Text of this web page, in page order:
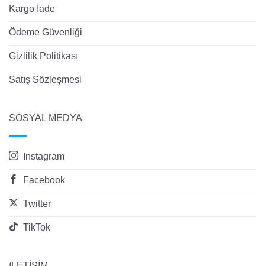
Kargo İade
Ödeme Güvenliği
Gizlilik Politikası
Satış Sözleşmesi
SOSYAL MEDYA
Instagram
Facebook
Twitter
TikTok